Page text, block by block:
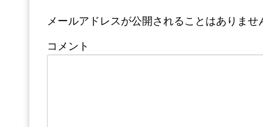
メールアドレスが公開されることはありませ
コメント